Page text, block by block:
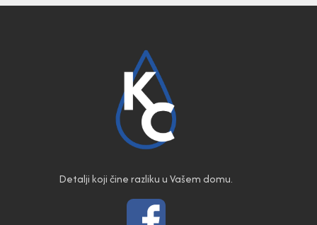
Detalji koji čine razliku u Vašem domu.